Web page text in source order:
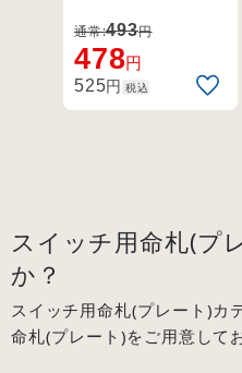
通常:493円
478円
525円 税込
スイッチ用命札(プ
か？
スイッチ用命札(プレート)カ
命札(プレート)をご用意して